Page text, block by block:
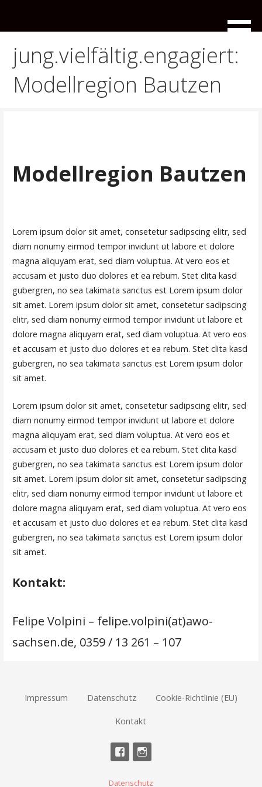
Landesjugendwerk der
AWO Sachsen
Sachsen
jung.vielfältig.engagiert:
Modellregion Bautzen
Modellregion Bautzen
Lorem ipsum dolor sit amet, consetetur sadipscing elitr, sed
diam nonumy eirmod tempor invidunt ut labore et dolore
magna aliquyam erat, sed diam voluptua. At vero eos et
accusam et justo duo dolores et ea rebum. Stet clita kasd
gubergren, no sea takimata sanctus est Lorem ipsum dolor
sit amet. Lorem ipsum dolor sit amet, consetetur sadipscing
elitr, sed diam nonumy eirmod tempor invidunt ut labore et
dolore magna aliquyam erat, sed diam voluptua. At vero eos
et accusam et justo duo dolores et ea rebum. Stet clita kasd
gubergren, no sea takimata sanctus est Lorem ipsum dolor
sit amet.
Lorem ipsum dolor sit amet, consetetur sadipscing elitr, sed
diam nonumy eirmod tempor invidunt ut labore et dolore
magna aliquyam erat, sed diam voluptua. At vero eos et
accusam et justo duo dolores et ea rebum. Stet clita kasd
gubergren, no sea takimata sanctus est Lorem ipsum dolor
sit amet. Lorem ipsum dolor sit amet, consetetur sadipscing
elitr, sed diam nonumy eirmod tempor invidunt ut labore et
dolore magna aliquyam erat, sed diam voluptua. At vero eos
et accusam et justo duo dolores et ea rebum. Stet clita kasd
gubergren, no sea takimata sanctus est Lorem ipsum dolor
sit amet.
Kontakt:
Felipe Volpini – felipe.volpini(at)awo-
sachsen.de, 0359 / 13 261 – 107
Impressum Datenschutz Cookie-Richtlinie (EU)
Kontakt
Datenschutz